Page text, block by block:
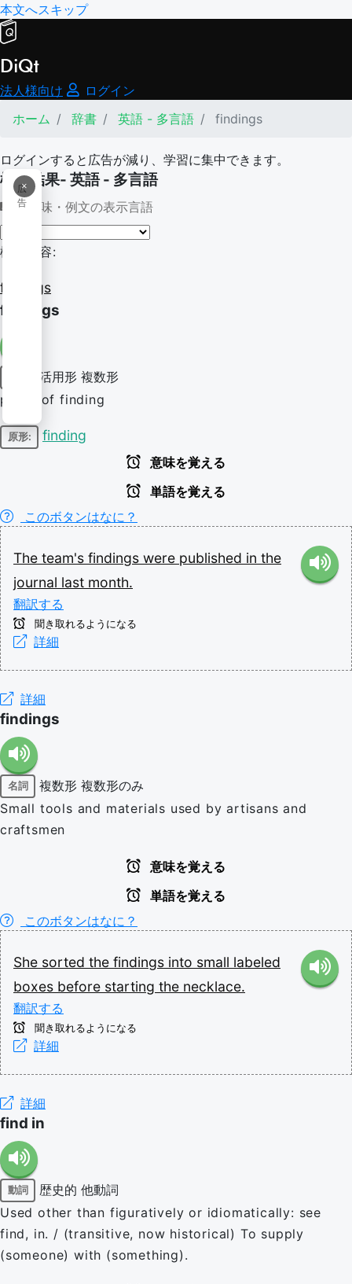
本文へスキップ
DiQt
法人様向け
ログイン
ホーム
辞書 英語 - 多言語 findings
ログインすると広告が減り、学習に集中できます。
×
広
告
検索結果- 英語 - 多言語
意味・例文の表示言語
検索内容:
findings
findings
活用形 複数形
plural of finding
原形: finding
意味を覚える
単語を覚える
このボタンはなに？
The team's findings were published in the
journal last month.
翻訳する
聞き取れるようになる
詳細
詳細
findings
名詞 複数形 複数形のみ
Small tools and materials used by artisans and
craftsmen
意味を覚える
単語を覚える
このボタンはなに？
She sorted the findings into small labeled
boxes before starting the necklace.
翻訳する
聞き取れるようになる
詳細
詳細
find in
動詞 歴史的 他動詞
Used other than figuratively or idiomatically: see
find, in. / (transitive, now historical) To supply
(someone) with (something).